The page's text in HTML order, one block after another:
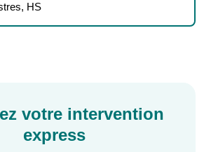
HS
votre intervention
express